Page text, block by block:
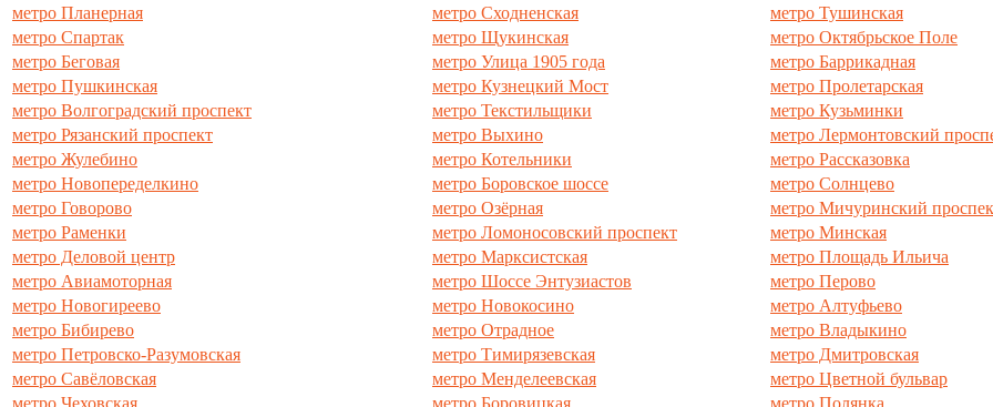
метро Планерная
метро Сходненская
метро Тушинская
метро Спартак
метро Щукинская
метро Октябрьское Поле
метро Беговая
метро Улица 1905 года
метро Баррикадная
метро Пушкинская
метро Кузнецкий Мост
метро Пролетарская
метро Волгоградский проспект
метро Текстильщики
метро Кузьминки
метро Рязанский проспект
метро Выхино
метро Лермонтовский
метро Жулебино
метро Котельники
метро Рассказовка
метро Новопеределкино
метро Боровское шоссе
метро Солнцево
метро Говорово
метро Озёрная
метро Мичуринский
метро Раменки
метро Ломоносовский проспект
метро Минская
метро Деловой центр
метро Марксистская
метро Площадь Ильича
метро Авиамоторная
метро Шоссе Энтузиастов
метро Перово
метро Новогиреево
метро Новокосино
метро Алтуфьево
метро Бибирево
метро Отрадное
метро Владыкино
метро Петровско-Разумовская
метро Тимирязевская
метро Дмитровская
метро Савёловская
метро Менделеевская
метро Цветной бульвар
метро Чеховская
метро Боровицкая
метро Полянка